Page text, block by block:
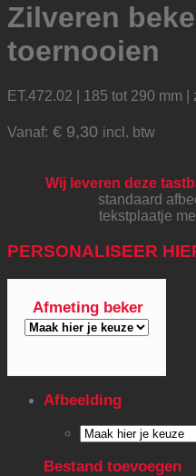
Zilveren
toernooien
ET.472.02 | 185 tot 290 mm |
Vanaf: € 9,30 incl. btw
Wij leveren deze
standaard
tekstplaatje
PERSONALISEER
Afmeting beker
Afbeelding
Bestand toevoegen